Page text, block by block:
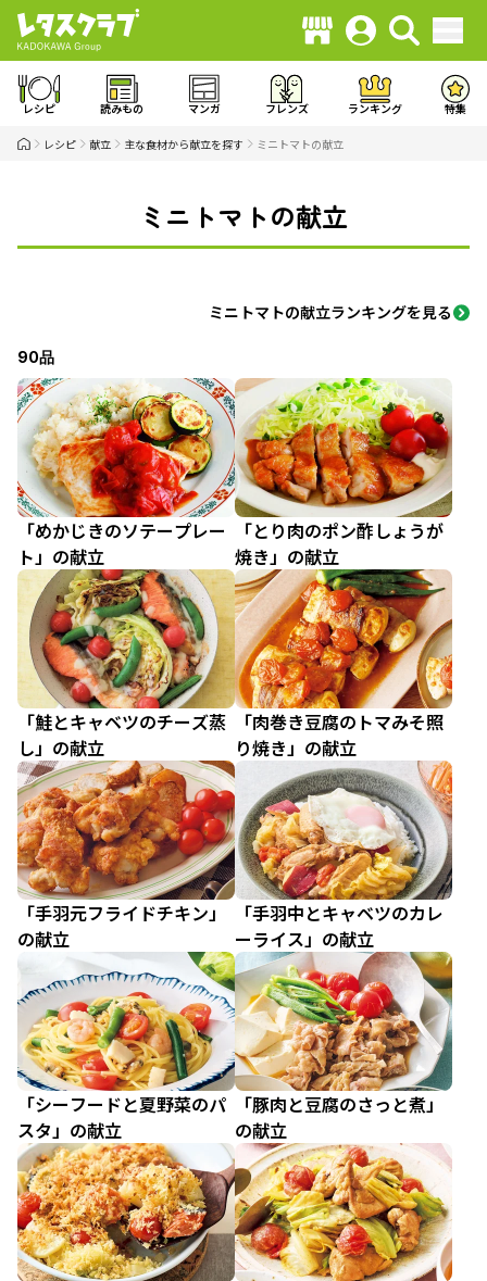
レシピ 読みもの マンガ フレンズ ランキング 特集
レシピ 献立 主な食材から献立を探す ミニトマトの献立
ミニトマトの献立
ミニトマトの献立ランキングを見る
90品
「めかじきのソテープレー
ト」の献立
「とり肉のポン酢しょうが
焼き」の献立
「鮭とキャベツのチーズ蒸
し」の献立
「肉巻き豆腐のトマみそ照
り焼き」の献立
「手羽元フライドチキン」
の献立
「手羽中とキャベツのカレ
ーライス」の献立
「シーフードと夏野菜のパ
スタ」の献立
「豚肉と豆腐のさっと煮」
の献立